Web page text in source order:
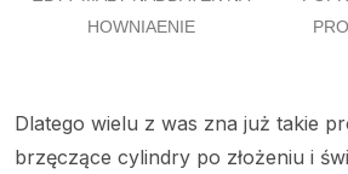
HOWNIAENIE
Dlatego wielu z was zna już takie
brzęczące cylindry po złożeniu i